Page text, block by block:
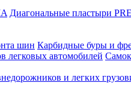
Диагональные пластыри
шин Карбидные буры и
легковых автомобилей
и легких